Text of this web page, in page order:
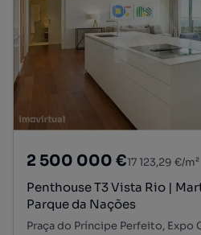
2 500 000 €17 123,29 €/m²
Penthouse T3 Vista Rio |
Parque da Nações